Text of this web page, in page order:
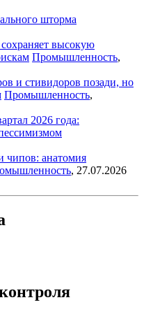
шторма
высокую
Промышленность,
и стивидоров позади, но
Промышленность,
2026 года:
чипов: анатомия
, 27.07.2026